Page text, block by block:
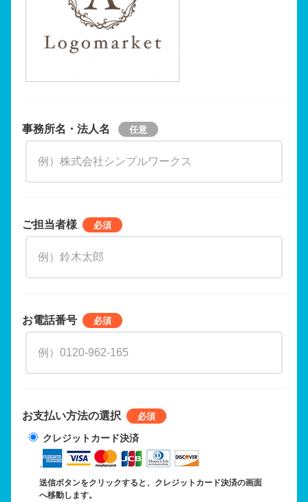
事務所名・法人名
ご担当者様
お電話番号
お支払い方法の選択
クレジットカード決済
送信ボタンをクリックすると、クレジットカード決済の画面
へ移動します。